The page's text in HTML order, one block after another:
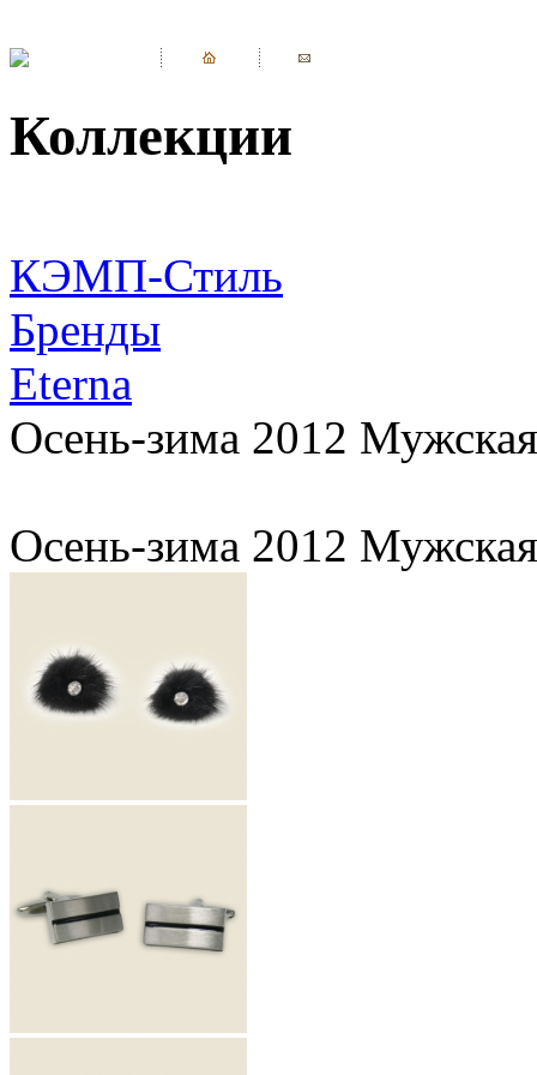
Коллекции
КЭМП-Стиль
Бренды
Eterna
Осень-зима 2012
Осень-зима 2012